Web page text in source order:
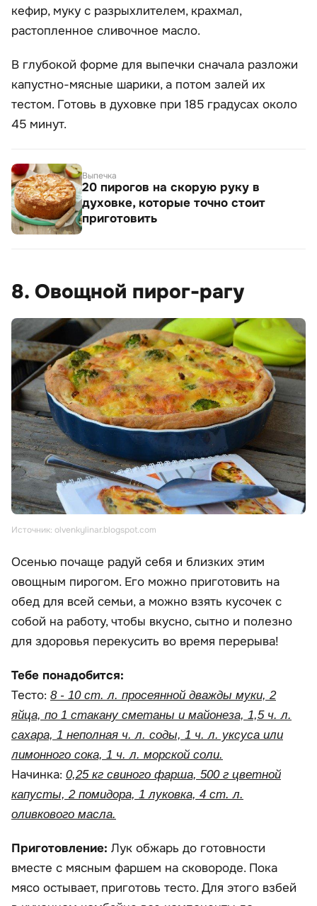
кефир, муку с разрыхлителем, крахмал,
растопленное сливочное масло.
В глубокой форме для выпечки сначала разложи
капустно-мясные шарики, а потом залей их
тестом. Готовь в духовке при 185 градусах около
45 минут.
Выпечка
20 пирогов на скорую руку в
духовке, которые точно стоит
приготовить
8. Овощной пирог-рагу
Источник: olvenkylinar.blogspot.com
Осенью почаще радуй себя и близких этим
овощным пирогом. Его можно приготовить на
обед для всей семьи, а можно взять кусочек с
собой на работу, чтобы вкусно, сытно и полезно
для здоровья перекусить во время перерыва!
Тебе понадобится:
Тесто: 8 - 10 ст. л. просеянной дважды муки, 2
яйца, по 1 стакану сметаны и майонеза, 1,5 ч. л.
сахара, 1 неполная ч. л. соды, 1 ч. л. уксуса или
лимонного сока, 1 ч. л. морской соли.
Начинка: 0,25 кг свиного фарша, 500 г цветной
капусты, 2 помидора, 1 луковка, 4 ст. л.
оливкового масла.
Приготовление: Лук обжарь до готовности
вместе с мясным фаршем на сковороде. Пока
мясо остывает, приготовь тесто. Для этого взбей